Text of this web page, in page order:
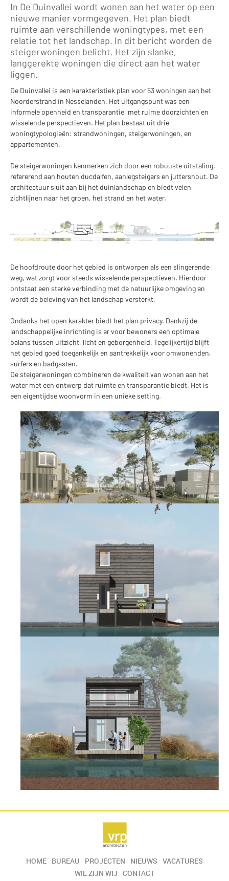
In De Duinvallei wordt wonen aan het water op een
nieuwe manier vormgegeven. Het plan biedt
ruimte aan verschillende woningtypes, met een
relatie tot het landschap. In dit bericht worden de
steigerwoningen belicht. Het zijn slanke,
langgerekte woningen die direct aan het water
liggen.
De Duinvallei is een karakteristiek plan voor 53 woningen aan het
Noorderstrand in Nesselanden. Het uitgangspunt was een
informele openheid en transparantie, met ruime doorzichten en
wisselende perspectieven. Het plan bestaat uit drie
woningtypologieën: strandwoningen, steigerwoningen, en
appartementen.
De steigerwoningen kenmerken zich door een robuuste uitstaling,
refererend aan houten ducdalfen, aanlegsteigers en juttershout. De
architectuur sluit aan bij het duinlandschap en biedt velen
zichtlijnen naar het groen, het strand en het water.
De hoofdroute door het gebied is ontworpen als een slingerende
weg, wat zorgt voor steeds wisselende perspectieven. Hierdoor
ontstaat een sterke verbinding met de natuurlijke omgeving en
wordt de beleving van het landschap versterkt.
Ondanks het open karakter biedt het plan privacy. Dankzij de
landschappelijke inrichting is er voor bewoners een optimale
balans tussen uitzicht, licht en geborgenheid. Tegelijkertijd blijft
het gebied goed toegankelijk en aantrekkelijk voor omwonenden,
surfers en badgasten.
De steigerwoningen combineren de kwaliteit van wonen aan het
water met een ontwerp dat ruimte en transparantie biedt. Het is
een eigentijdse woonvorm in een unieke setting.
HOME BUREAU PROJECTEN NIEUWS VACATURES
WIE ZIJN WIJ CONTACT